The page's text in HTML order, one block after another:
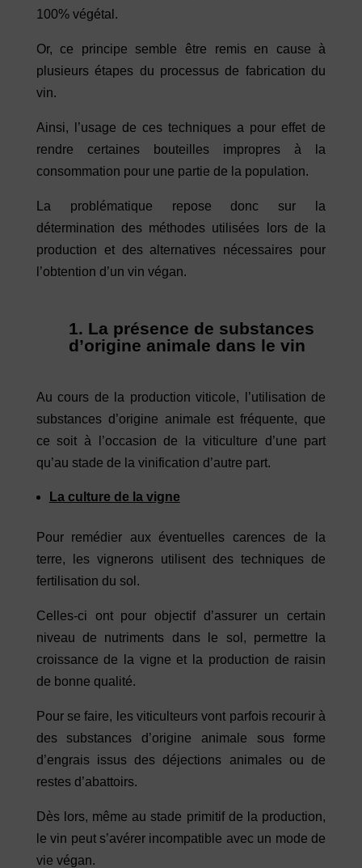
100% végétal.
Or, ce principe semble être remis en cause à
plusieurs étapes du processus de fabrication du
vin.
Ainsi, l’usage de ces techniques a pour effet de
rendre certaines bouteilles impropres à la
consommation pour une partie de la population.
La problématique repose donc sur la
détermination des méthodes utilisées lors de la
production et des alternatives nécessaires pour
l’obtention d’un vin végan.
1. La présence de substances
d’origine animale dans le vin
Au cours de la production viticole, l’utilisation de
substances d’origine animale est fréquente, que
ce soit à l’occasion de la viticulture d’une part
qu’au stade de la vinification d’autre part.
La culture de la vigne
Pour remédier aux éventuelles carences de la
terre, les vignerons utilisent des techniques de
fertilisation du sol.
Celles-ci ont pour objectif d’assurer un certain
niveau de nutriments dans le sol, permettre la
croissance de la vigne et la production de raisin
de bonne qualité.
Pour se faire, les viticulteurs vont parfois recourir à
des substances d’origine animale sous forme
d’engrais issus des déjections animales ou de
restes d’abattoirs.
Dès lors, même au stade primitif de la production,
le vin peut s’avérer incompatible avec un mode de
vie végan.